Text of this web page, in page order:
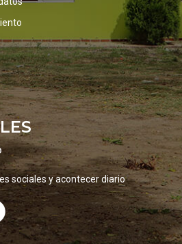
sociales y acontecer diario